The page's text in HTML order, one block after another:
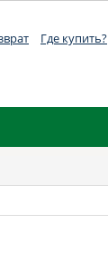
Где купить?